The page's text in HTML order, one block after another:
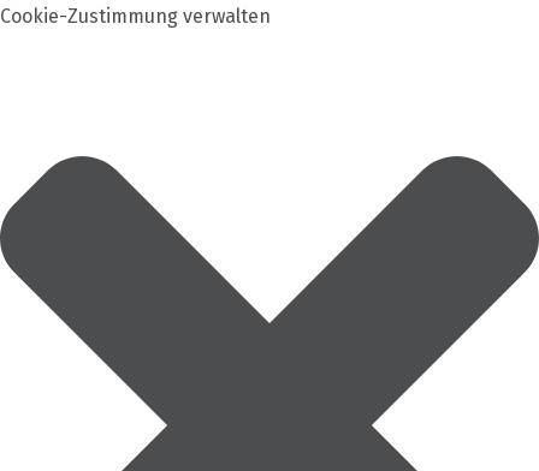
Cookie-Zustimmung verwalten